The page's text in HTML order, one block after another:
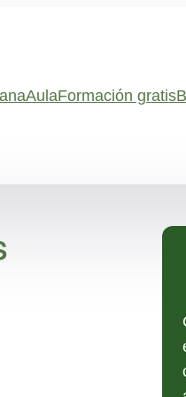
AulaFormación gratis